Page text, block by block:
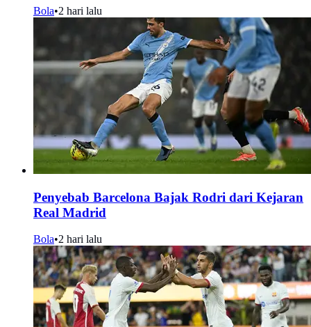
Bola•2 hari lalu
Penyebab Barcelona Bajak Rodri dari Kejaran
Real Madrid
Bola•2 hari lalu